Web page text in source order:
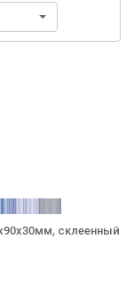
склеенный